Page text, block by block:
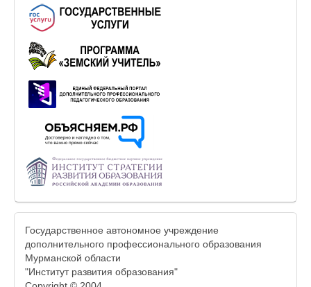
Государственное автономное учреждение
дополнительного профессионального образования
Мурманской области
"Институт развития образования"